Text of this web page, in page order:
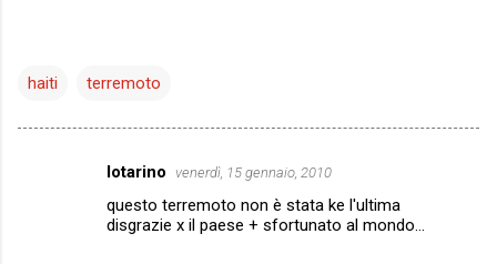
haiti terremoto
lotarino venerdì, 15 gennaio, 2010
questo terremoto non è stata ke l'ultima
disgrazie x il paese + sfortunato al mondo...